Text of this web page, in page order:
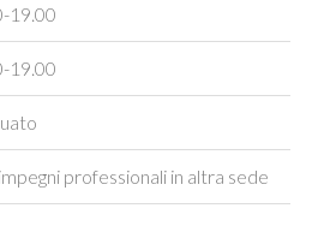
19.00
19.00
professionali in altra sede